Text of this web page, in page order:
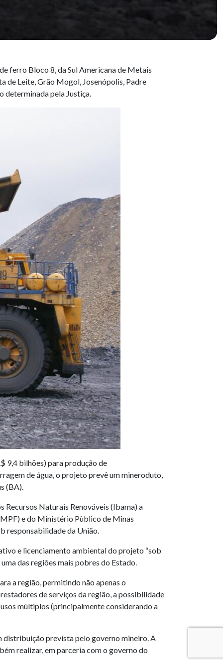
ferro Bloco 8, da Sul Americana de Metais
de Leite, Grão Mogol, Josenópolis, Padre
determinada pela Justiça.
9,4 bilhões) para produção de
de água, o projeto prevê um mineroduto,
(BA).
Recursos Naturais Renováveis (Ibama) a
e do Ministério Pùblico de Minas
responsabilidade da União.
e licenciamento ambiental do projeto “sob
das regiões mais pobres do Estado.
a região, permitindo não apenas o
de serviços da região, a possibilidade
múltiplos (principalmente considerando a
distribuição prevista pelo governo mineiro. A
realizar, em parceria com o governo do